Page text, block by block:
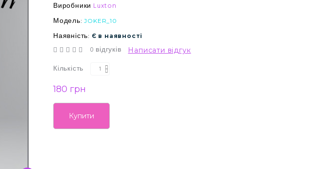
Виробники Luxton
Модель: JOKER_10
Наявність: Є в наявності
0 відгуків Написати відгук
Кількість
180 грн
Купити